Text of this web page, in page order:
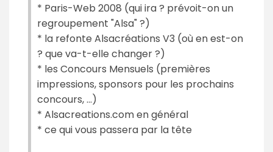
* Paris-Web 2008 (qui ira ? prévoit-on un
regroupement "Alsa" ?)
* la refonte Alsacréations V3 (où en est-on
? que va-t-elle changer ?)
* les Concours Mensuels (premières
impressions, sponsors pour les prochains
concours, ...)
* Alsacreations.com en général
* ce qui vous passera par la tête